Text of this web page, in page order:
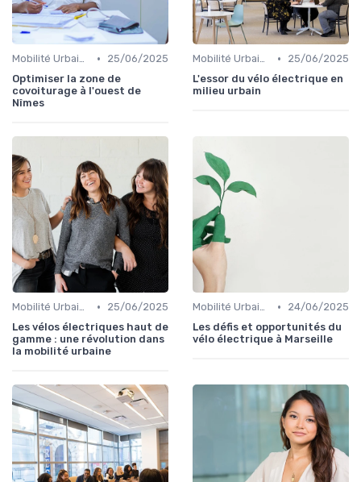
Mobilité Urbaine •
25/06/2025
Optimiser la zone de
covoiturage à l'ouest de
Nîmes
Mobilité Urbaine •
25/06/2025
L'essor du vélo électrique en
milieu urbain
Mobilité Urbaine •
25/06/2025
Les vélos électriques haut de
gamme : une révolution dans
la mobilité urbaine
Mobilité Urbaine •
24/06/2025
Les défis et opportunités du
vélo électrique à Marseille